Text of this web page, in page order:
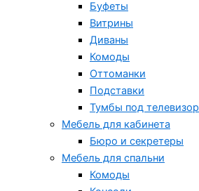
Буфеты
Витрины
Диваны
Комоды
Оттоманки
Подставки
Тумбы под телевизор
Мебель для кабинета
Бюро и секретеры
Мебель для спальни
Комоды